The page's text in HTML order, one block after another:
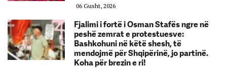
06 Gusht, 2026
Fjalimi i fortë i Osman Stafës ngre në
peshë zemrat e protestuesve:
Bashkohuni në këtë shesh, të
mendojmë për Shqipërinë, jo partinë.
Koha për brezin e ri!